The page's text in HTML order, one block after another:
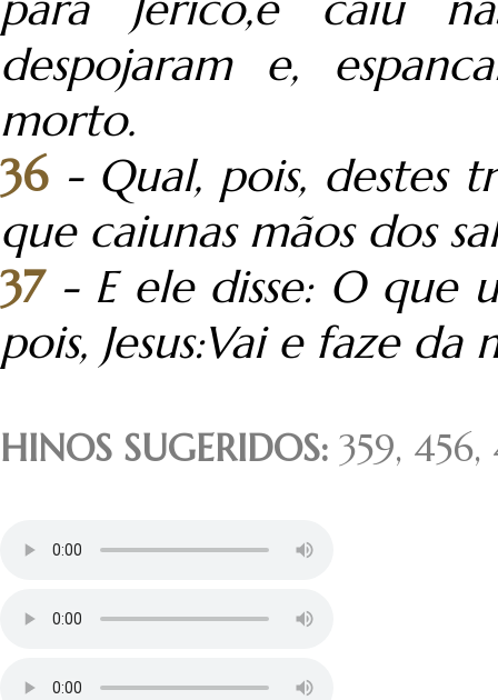
despojaram e,
morto.
36 - Qual, pois, destes
que caiunas mãos dos
37 - E ele disse: O que
pois, Jesus:Vai e faze da
HINOS SUGERIDOS: 359,